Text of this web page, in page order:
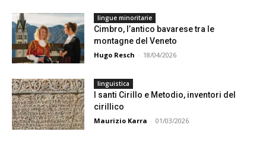
lingue minoritarie
Cimbro, l’antico bavarese tra le
montagne del Veneto
Hugo Resch - 18/04/2026
linguistica
I santi Cirillo e Metodio, inventori del
cirillico
Maurizio Karra - 01/03/2026